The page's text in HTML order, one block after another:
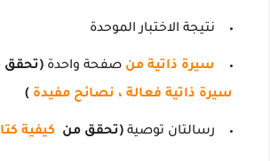
نتيجة الاختبار الموحدة
سيرة ذاتية من صفحة واحدة (تحقق
سيرة ذاتية فعالة ، نصائح مفيدة )
رسالتان توصية (تحقق من كيفية